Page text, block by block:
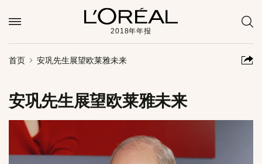
2018年年报
首页 安巩先生展望欧莱雅未来
安巩先生展望欧莱雅未来